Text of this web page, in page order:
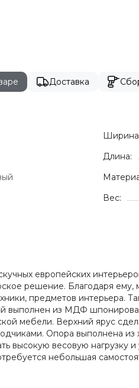
Доставка
Длина:
Вес:
европейских
решение. Благодаря
предметов интерьера.
выполнен из МДФ
мебели. Верхний ярус
Опора выполнена
высокую весовую
небольшая